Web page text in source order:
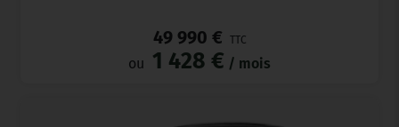
49 990 € TTC
ou 1 428 € / mois